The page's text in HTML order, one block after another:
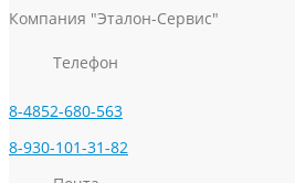
Компания "Эталон-Сервис"
Телефон
8-4852-680-563
8-930-101-31-82